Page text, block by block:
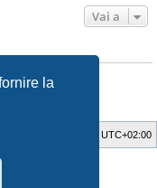
la
Vai a
UTC+02:00
Limited